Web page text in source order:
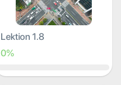
Lektion 1.8
0%